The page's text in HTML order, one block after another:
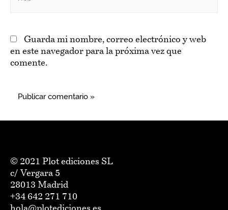
Guarda mi nombre, correo electrónico y web
en este navegador para la próxima vez que
comente.
© 2021 Plot ediciones SL
c/ Vergara 5
28013 Madrid
+34 642 271 710